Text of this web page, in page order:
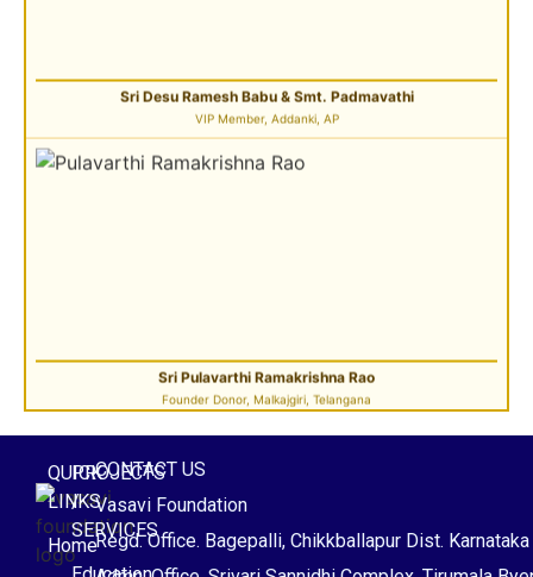
Sri Vutturi Swaraj & Smt. Sneha
QUICK
LINKS
Home
PROJECTS
/
SERVICES
CONTACT US
Vasavi Foundation
Regd. Office. Bagepalli, Chikkballapur Dist. Karnataka